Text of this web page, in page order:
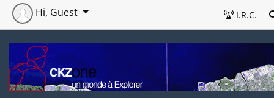
I.R.C.
Hi, Guest